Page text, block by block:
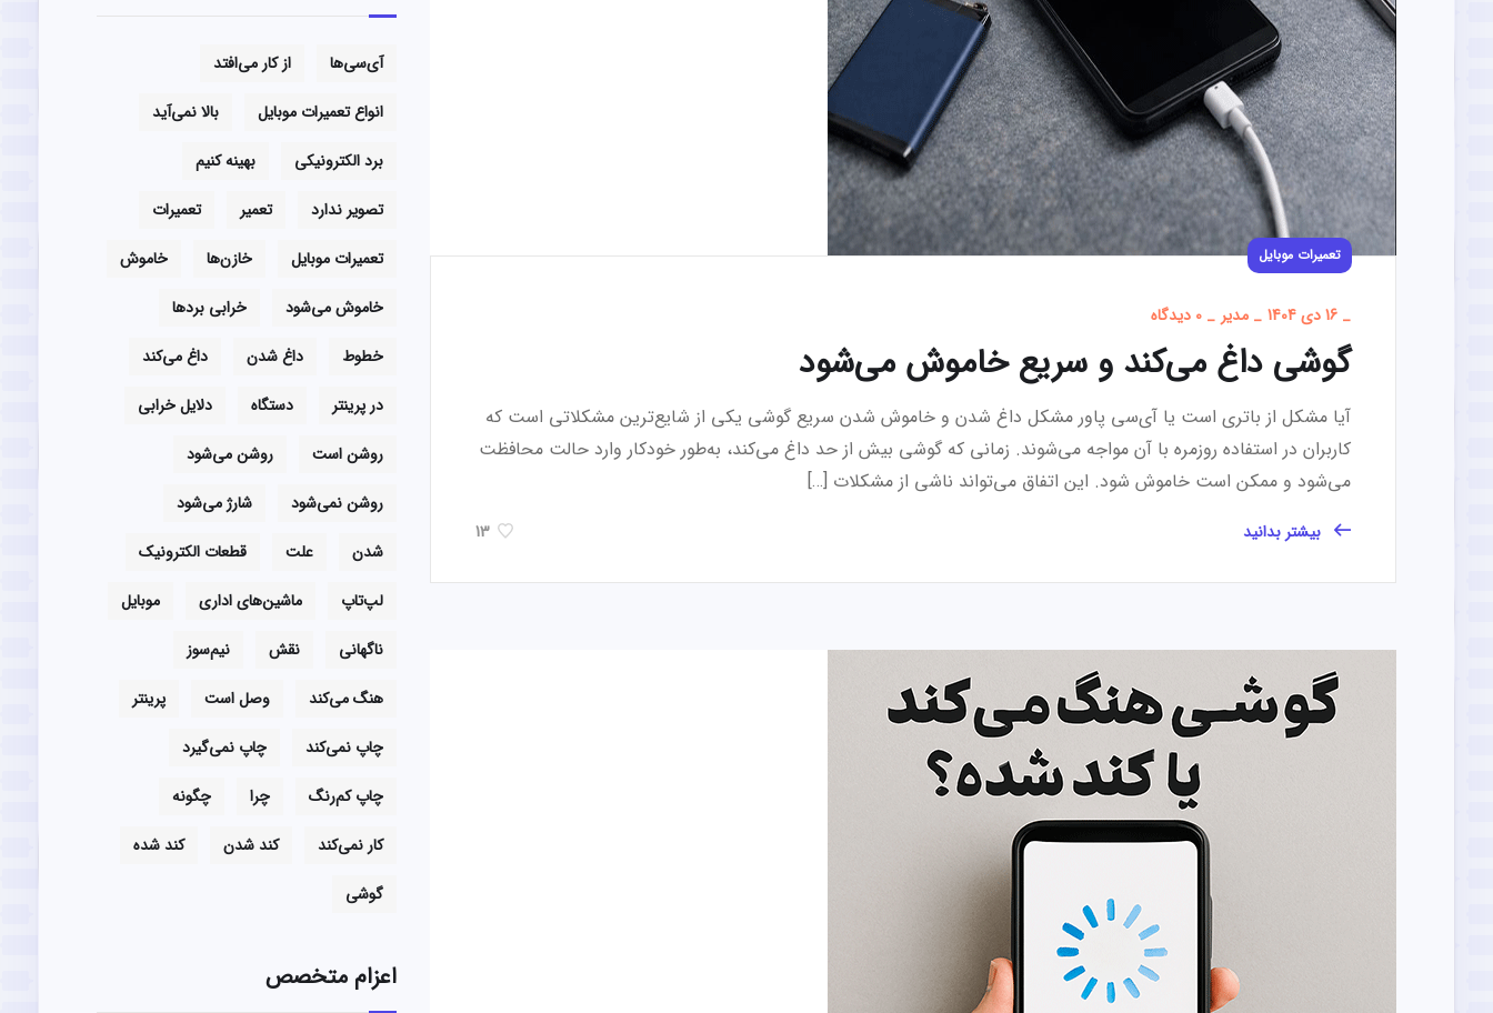
تعمیرات موبایل
_ 16 دی 1404 _ مدیر _ 0 دیدگاه
گوشی داغ می‌کند و سریع خاموش می‌شود
آیا مشکل از باتری است یا آی‌سی پاور مشکل داغ شدن و خاموش شدن سریع گوشی یکی از شایع‌ترین مشکلاتی است که
کاربران در استفاده روزمره با آن مواجه می‌شوند. زمانی که گوشی بیش از حد داغ می‌کند، به‌طور خودکار وارد حالت محافظت
می‌شود و ممکن است خاموش شود. این اتفاق می‌تواند ناشی از مشکلات […]
بیشتر بدانید 13
آی‌سی‌ها
از کار می‌افتد
انواع تعمیرات موبایل
بالا نمی‌آید
برد الکترونیکی
بهینه کنیم
تصویر ندارد
تعمیر
تعمیرات
تعمیرات موبایل
خازن‌ها
خاموش
خاموش می‌شود
خرابی بردها
خطوط
داغ شدن
داغ می‌کند
در پرینتر
دستگاه
دلایل خرابی
روشن است
روشن می‌شود
روشن نمی‌شود
شارژ می‌شود
شدن
علت
قطعات الکترونیک
لپ‌تاپ
ماشین‌های اداری
موبایل
ناگهانی
نقش
نیم‌سوز
هنگ می‌کند
وصل است
پرینتر
چاپ نمی‌کند
چاپ نمی‌گیرد
چاپ کم‌رنگ
چرا
چگونه
کار نمی‌کند
کند شدن
کند شده
گوشی
اعزام متخصص